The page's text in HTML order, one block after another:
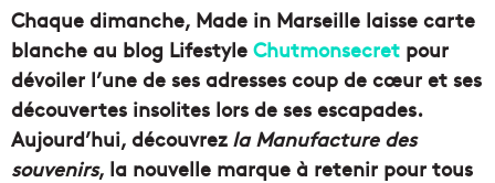
Chaque dimanche, Made in Marseille laisse carte
blanche au blog Lifestyle Chutmonsecret pour
dévoiler l’une de ses adresses coup de cœur et ses
découvertes insolites lors de ses escapades.
Aujourd’hui, découvrez la Manufacture des
souvenirs, la nouvelle marque à retenir pour tous